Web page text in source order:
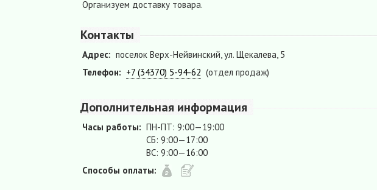
Организуем доставку товара.
Контакты
Адрес: поселок Верх-Нейвинский, ул. Щекалева, 5
Телефон: +7 (34370) 5-94-62 (отдел продаж)
Дополнительная информация
Часы работы: ПН-ПТ: 9:00—19:00
СБ: 9:00—17:00
ВС: 9:00—16:00
Способы оплаты: